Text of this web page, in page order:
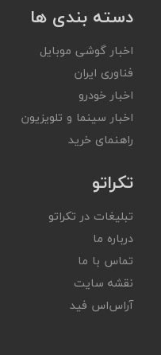
دسته بندی ها
اخبار گوشی موبایل
فناوری ایران
اخبار خودرو
اخبار سینما و تلویزیون
راهنمای خرید
تکراتو
تبلیغات در تکراتو
درباره ما
تماس با ما
نقشه سایت
آر‌اس‌اس فید